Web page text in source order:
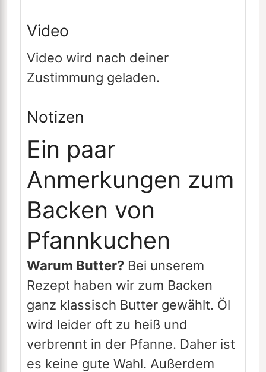
Video
Video wird nach deiner
Zustimmung geladen.
Notizen
Ein paar
Anmerkungen zum
Backen von
Pfannkuchen
Warum Butter?Bei unserem
Rezept haben wir zum Backen
ganz klassisch Butter gewählt. Öl
wird leider oft zu heiß und
verbrennt in der Pfanne. Daher ist
es keine gute Wahl. Außerdem